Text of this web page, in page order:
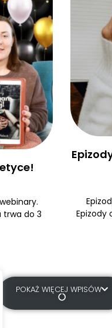
trwa do 3
Epizody
POKAŻ WIĘCEJ WPISÓW